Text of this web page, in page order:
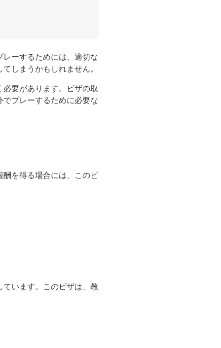
ーするためには、適切な
しまうかもしれません。
要があります。ビザの取
プレーするために必要な
を得る場合には、このビ
います。このビザは、教